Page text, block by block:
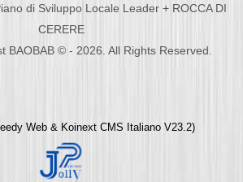
di Sviluppo Locale Leader + ROCCA DI
CERERE
BAOBAB © - 2026. All Rights Reserved.
Web & Koinext CMS Italiano V23.2)